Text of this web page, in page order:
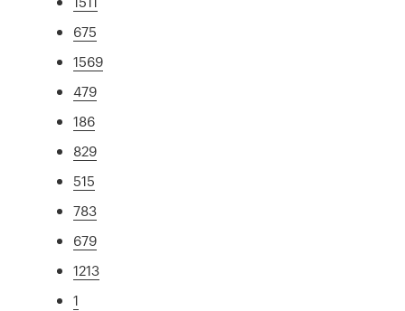
675
1569
479
186
829
515
783
679
1213
1